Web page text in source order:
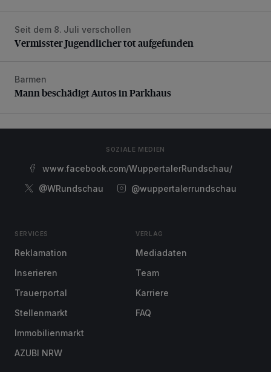
Vermisster Jugendlicher tot aufgefunden
Seit dem 8. Juli verschollen
Vermisster Jugendlicher tot aufgefunden
Mann beschädigt Autos in Parkhaus
Barmen
Mann beschädigt Autos in Parkhaus
SOZIALE MEDIEN
www.facebook.com/WuppertalerRundschau/
@WRundschau
@wuppertalerrundschau
SERVICES
Reklamation
Inserieren
Trauerportal
Stellenmarkt
Immobilienmarkt
AZUBI NRW
VERLAG
Mediadaten
Team
Karriere
FAQ